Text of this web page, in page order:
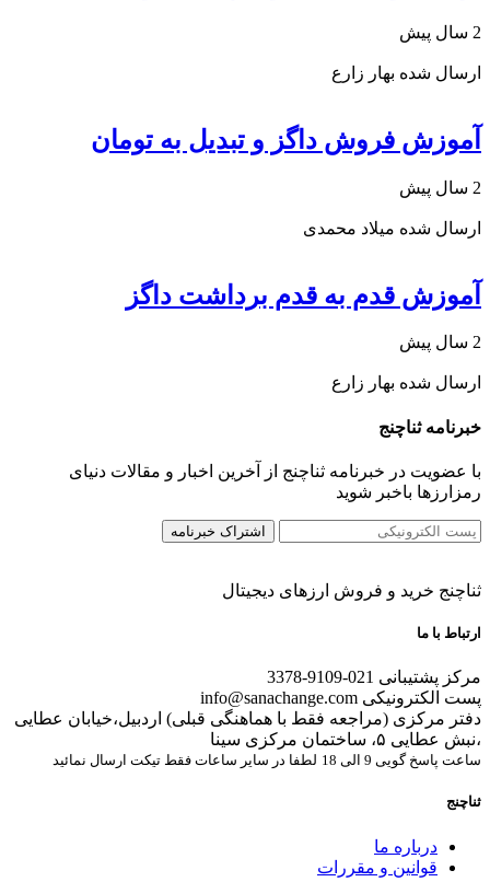
2 سال پیش
ارسال شده بهار زارع
آموزش فروش داگز و تبدیل به تومان
2 سال پیش
ارسال شده میلاد محمدی
آموزش قدم به قدم برداشت داگز
2 سال پیش
ارسال شده بهار زارع
خبرنامه ثناچنج
با عضویت در خبرنامه ثناچنج از آخرین اخبار و مقالات دنیای
رمزارزها باخبر شوید
ثناچنج خرید و فروش ارزهای دیجیتال
ارتباط با ما
مرکز پشتیبانی 021-9109-3378
پست الکترونیکی info@sanachange.com
دفتر مرکزی (مراجعه فقط با هماهنگی قبلی) اردبیل،خیابان عطایی
،نبش عطایی ۵، ساختمان مرکزی سینا
ساعت پاسخ گویی 9 الی 18 لطفا در سایر ساعات فقط تیکت ارسال نمائید
ثناچنج
درباره ما
قوانین و مقررات